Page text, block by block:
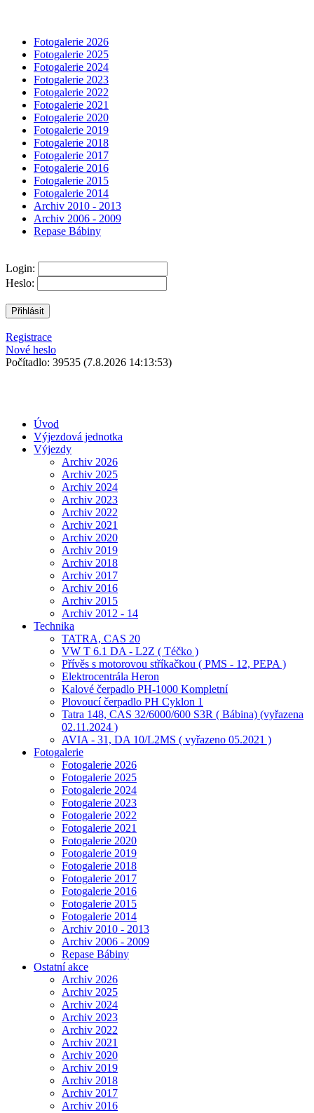
Fotogalerie 2026
Fotogalerie 2025
Fotogalerie 2024
Fotogalerie 2023
Fotogalerie 2022
Fotogalerie 2021
Fotogalerie 2020
Fotogalerie 2019
Fotogalerie 2018
Fotogalerie 2017
Fotogalerie 2016
Fotogalerie 2015
Fotogalerie 2014
Archiv 2010 - 2013
Archiv 2006 - 2009
Repase Bábiny
Login:
Heslo:
Registrace
Nové heslo
Počítadlo: 39535 (7.8.2026 14:13:53)
Úvod
Výjezdová jednotka
Výjezdy
Archiv 2026
Archiv 2025
Archiv 2024
Archiv 2023
Archiv 2022
Archiv 2021
Archiv 2020
Archiv 2019
Archiv 2018
Archiv 2017
Archiv 2016
Archiv 2015
Archiv 2012 - 14
Technika
TATRA, CAS 20
VW T 6.1 DA - L2Z ( Téčko )
Přívěs s motorovou stříkačkou ( PMS - 12, PEPA )
Elektrocentrála Heron
Kalové čerpadlo PH-1000 Kompletní
Plovoucí čerpadlo PH Cyklon 1
Tatra 148, CAS 32/6000/600 S3R ( Bábina) (vyřazena
02.11.2024 )
AVIA - 31, DA 10/L2MS ( vyřazeno 05.2021 )
Fotogalerie
Fotogalerie 2026
Fotogalerie 2025
Fotogalerie 2024
Fotogalerie 2023
Fotogalerie 2022
Fotogalerie 2021
Fotogalerie 2020
Fotogalerie 2019
Fotogalerie 2018
Fotogalerie 2017
Fotogalerie 2016
Fotogalerie 2015
Fotogalerie 2014
Archiv 2010 - 2013
Archiv 2006 - 2009
Repase Bábiny
Ostatní akce
Archiv 2026
Archiv 2025
Archiv 2024
Archiv 2023
Archiv 2022
Archiv 2021
Archiv 2020
Archiv 2019
Archiv 2018
Archiv 2017
Archiv 2016